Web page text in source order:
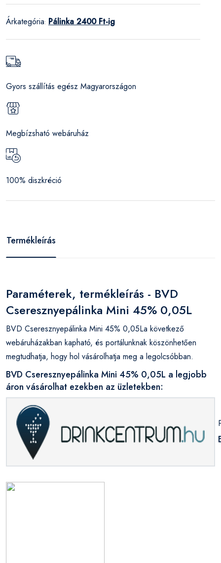
Árkategória: Pálinka 2400 Ft-ig
Gyors szállítás egész Magyarországon
Megbízsható webáruház
100% diszkréció
Termékleírás
Paraméterek, termékleírás - BVD
Cseresznyepálinka Mini 45% 0,05L
BVD Cseresznyepálinka Mini 45% 0,05La következő
webáruházakban kapható, és portálunknak köszönhetően
megtudhatja, hogy hol vásárolhatja meg a legolcsóbban.
BVD Cseresznyepálinka Mini 45% 0,05L a legjobb
áron vásárolhat ezekben az üzletekben: